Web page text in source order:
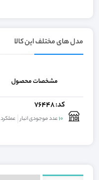
مدل های مختلف این کالا
مشخصات محصول
کد: 76448
10عدد موجودی انبار عملکرد